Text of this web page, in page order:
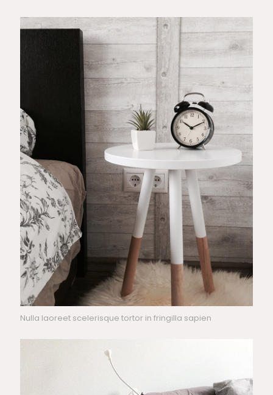
Nulla laoreet scelerisque tortor in fringilla sapien